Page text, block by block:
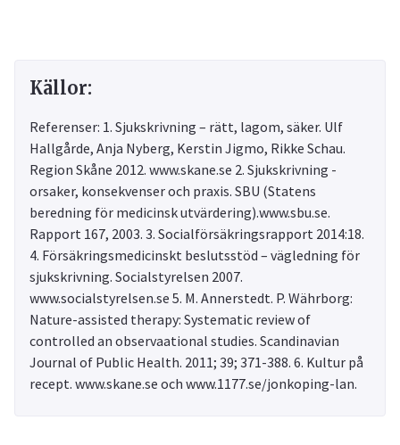
Källor:
Referenser: 1. Sjukskrivning – rätt, lagom, säker. Ulf
Hallgårde, Anja Nyberg, Kerstin Jigmo, Rikke Schau.
Region Skåne 2012. www.skane.se 2. Sjukskrivning -
orsaker, konsekvenser och praxis. SBU (Statens
beredning för medicinsk utvärdering).www.sbu.se.
Rapport 167, 2003. 3. Socialförsäkringsrapport 2014:18.
4. Försäkringsmedicinskt beslutsstöd – vägledning för
sjukskrivning. Socialstyrelsen 2007.
www.socialstyrelsen.se 5. M. Annerstedt. P. Währborg:
Nature-assisted therapy: Systematic review of
controlled an observaational studies. Scandinavian
Journal of Public Health. 2011; 39; 371-388. 6. Kultur på
recept. www.skane.se och www.1177.se/jonkoping-lan.